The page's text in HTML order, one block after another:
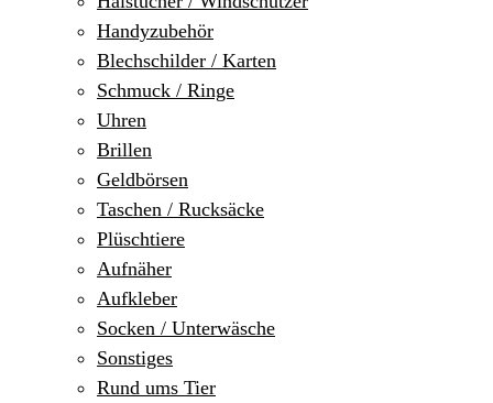
Handyzubehör
Blechschilder / Karten
Schmuck / Ringe
Uhren
Brillen
Geldbörsen
Taschen / Rucksäcke
Plüschtiere
Aufnäher
Aufkleber
Socken / Unterwäsche
Sonstiges
Rund ums Tier